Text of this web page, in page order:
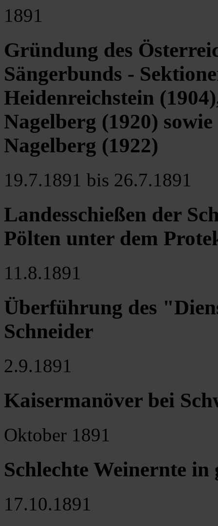
1891
Gründung des
Sängerbunds -
Heidenreichstein
Nagelberg (1920)
Nagelberg (1922)
19.7.1891 bis 26.7.1891
Landesschießen der
Pölten unter dem
11.8.1891
Überführung des
Schneider
2.9.1891
Kaisermanöver bei
Oktober 1891
Schlechte Weinernte
17.10.1891